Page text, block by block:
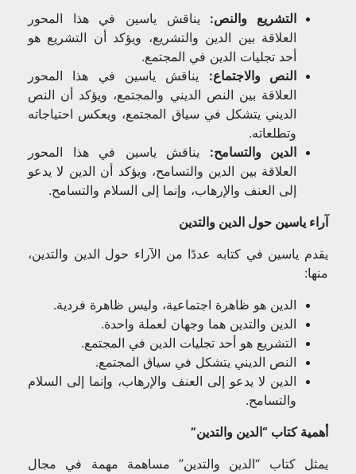
التشريع والنص: يناقش ياسين في هذا المحور
العلاقة بين الدين والتشريع، ويؤكد أن التشريع هو
أحد تجليات الدين في المجتمع.
النص والاجتماع: يناقش ياسين في هذا المحور
العلاقة بين النص الديني والمجتمع، ويؤكد أن النص
الديني يتشكل في سياق المجتمع، ويعكس احتياجاته
وتطلعاته.
الدين والتسامح: يناقش ياسين في هذا المحور
العلاقة بين الدين والتسامح، ويؤكد أن الدين لا يدعو
إلى العنف والإرهاب، وإنما إلى السلام والتسامح.
آراء ياسين حول الدين والتدين
يقدم ياسين في كتابه عددًا من الآراء حول الدين والتدين،
منها:
الدين هو ظاهرة اجتماعية، وليس ظاهرة فردية.
الدين والتدين هما وجهان لعملة واحدة.
التشريع هو أحد تجليات الدين في المجتمع.
النص الديني يتشكل في سياق المجتمع.
الدين لا يدعو إلى العنف والإرهاب، وإنما إلى السلام
والتسامح.
أهمية كتاب “الدين والتدين”
يمثل كتاب “الدين والتدين” مساهمة مهمة في مجال